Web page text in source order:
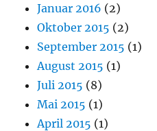
Januar 2016 (2)
Oktober 2015 (2)
September 2015 (1)
August 2015 (1)
Juli 2015 (8)
Mai 2015 (1)
April 2015 (1)